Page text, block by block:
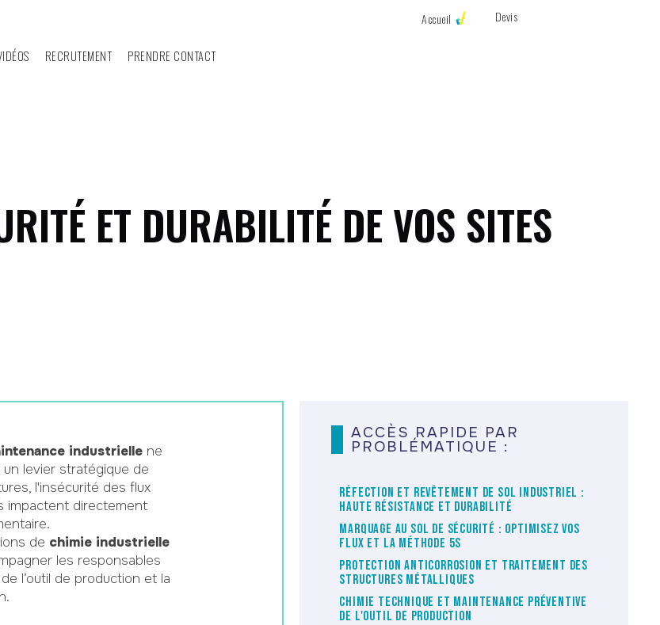
Accueil Devis
RECRUTEMENT PRENDRE CONTACT
ET DURABILITÉ DE VOS SITES
industriellene
un levier stratégique de
l'insécurité des flux
impactent directement
de chimie industrielle
les responsables
l’outil de production et la
ACCÈS RAPIDE PAR
PROBLÉMATIQUE :
RÉFECTION ET REVÊTEMENT DE SOL INDUSTRIEL :
HAUTE RÉSISTANCE ET DURABILITÉ
MARQUAGE AU SOL DE SÉCURITÉ : OPTIMISEZ VOS
FLUX ET LA MÉTHODE 5S
PROTECTION ANTICORROSION ET TRAITEMENT DES
STRUCTURES MÉTALLIQUES
CHIMIE TECHNIQUE ET MAINTENANCE PRÉVENTIVE
DE L'OUTIL DE PRODUCTION